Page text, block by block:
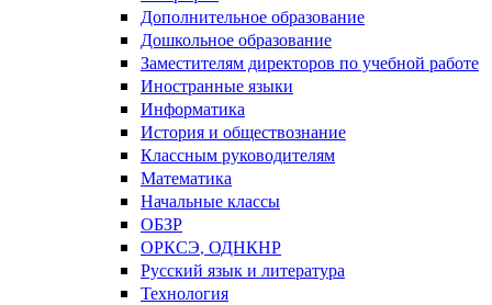
Дополнительное образование
Дошкольное образование
Заместителям директоров по учебной работе
Иностранные языки
Информатика
История и обществознание
Классным руководителям
Математика
Начальные классы
ОБЗР
ОРКСЭ, ОДНКНР
Русский язык и литература
Технология